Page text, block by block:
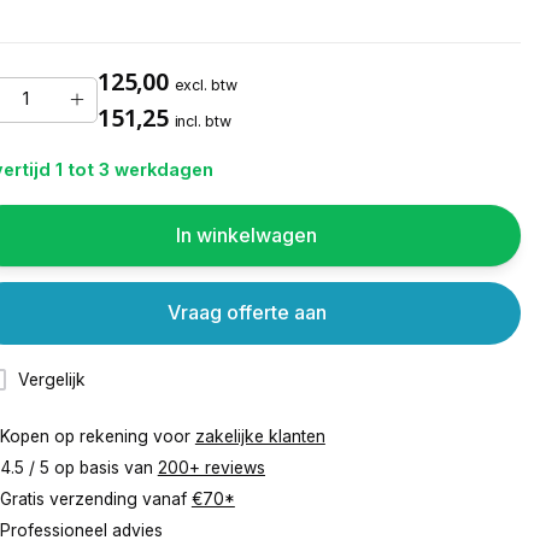
125,00 excl. btw
151,25 incl. btw
1 tot 3 werkdagen
In winkelwagen
Vergelijk
Vraag offerte aan
Kopen op rekening voor zakelijke klanten
4.5 / 5 op basis van 200+ reviews
Gratis verzending vanaf €70*
Professioneel advies